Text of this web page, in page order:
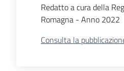
Redatto a cura della
Romagna - Anno 2022
Consulta la